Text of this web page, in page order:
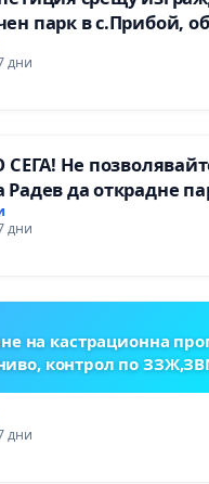
парк в с.Прибой,
дни
СЕГА! Не
да открадне
тъмното
дни
на кастрационна
контрол по
дни